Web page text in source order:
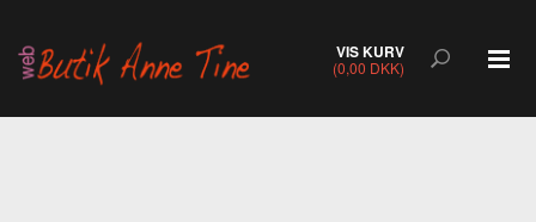
VIS KURV
(0,00 DKK)